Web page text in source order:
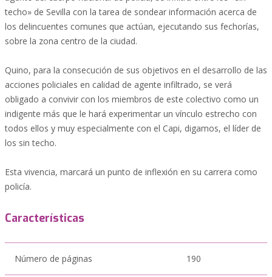
techo» de Sevilla con la tarea de sondear información acerca de
los delincuentes comunes que actúan, ejecutando sus fechorías,
sobre la zona centro de la ciudad.
Quino, para la consecución de sus objetivos en el desarrollo de las
acciones policiales en calidad de agente infiltrado, se verá
obligado a convivir con los miembros de este colectivo como un
indigente más que le hará experimentar un vínculo estrecho con
todos ellos y muy especialmente con el Capi, digamos, el líder de
los sin techo.
Esta vivencia, marcará un punto de inflexión en su carrera como
policía.
Características
Número de páginas 190